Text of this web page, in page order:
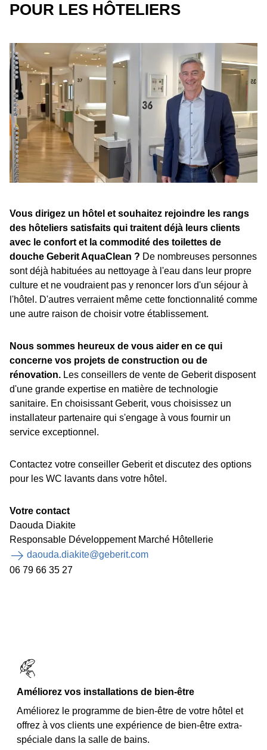
POUR LES HÔTELIERS
Vous dirigez un hôtel et souhaitez rejoindre les rangs
des hôteliers satisfaits qui traitent déjà leurs clients
avec le confort et la commodité des toilettes de
douche Geberit AquaClean ? De nombreuses personnes
sont déjà habituées au nettoyage à l'eau dans leur propre
culture et ne voudraient pas y renoncer lors d'un séjour à
l'hôtel. D'autres verraient même cette fonctionnalité comme
une autre raison de choisir votre établissement.
Nous sommes heureux de vous aider en ce qui
concerne vos projets de construction ou de
rénovation. Les conseillers de vente de Geberit disposent
d'une grande expertise en matière de technologie
sanitaire. En choisissant Geberit, vous choisissez un
installateur partenaire qui s'engage à vous fournir un
service exceptionnel.
Contactez votre conseiller Geberit et discutez des options
pour les WC lavants dans votre hôtel.
Votre contact
Daouda Diakite​
Responsable Développement Marché Hôtellerie
daouda.diakite@geberit.com
06 79 66 35 27
Améliorez vos installations de bien-être
Améliorez le programme de bien-être de votre hôtel et
offrez à vos clients une expérience de bien-être extra-
spéciale dans la salle de bains.